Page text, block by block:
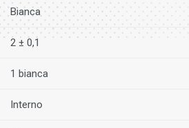
Bianca
2 ± 0,1
1 bianca
Interno